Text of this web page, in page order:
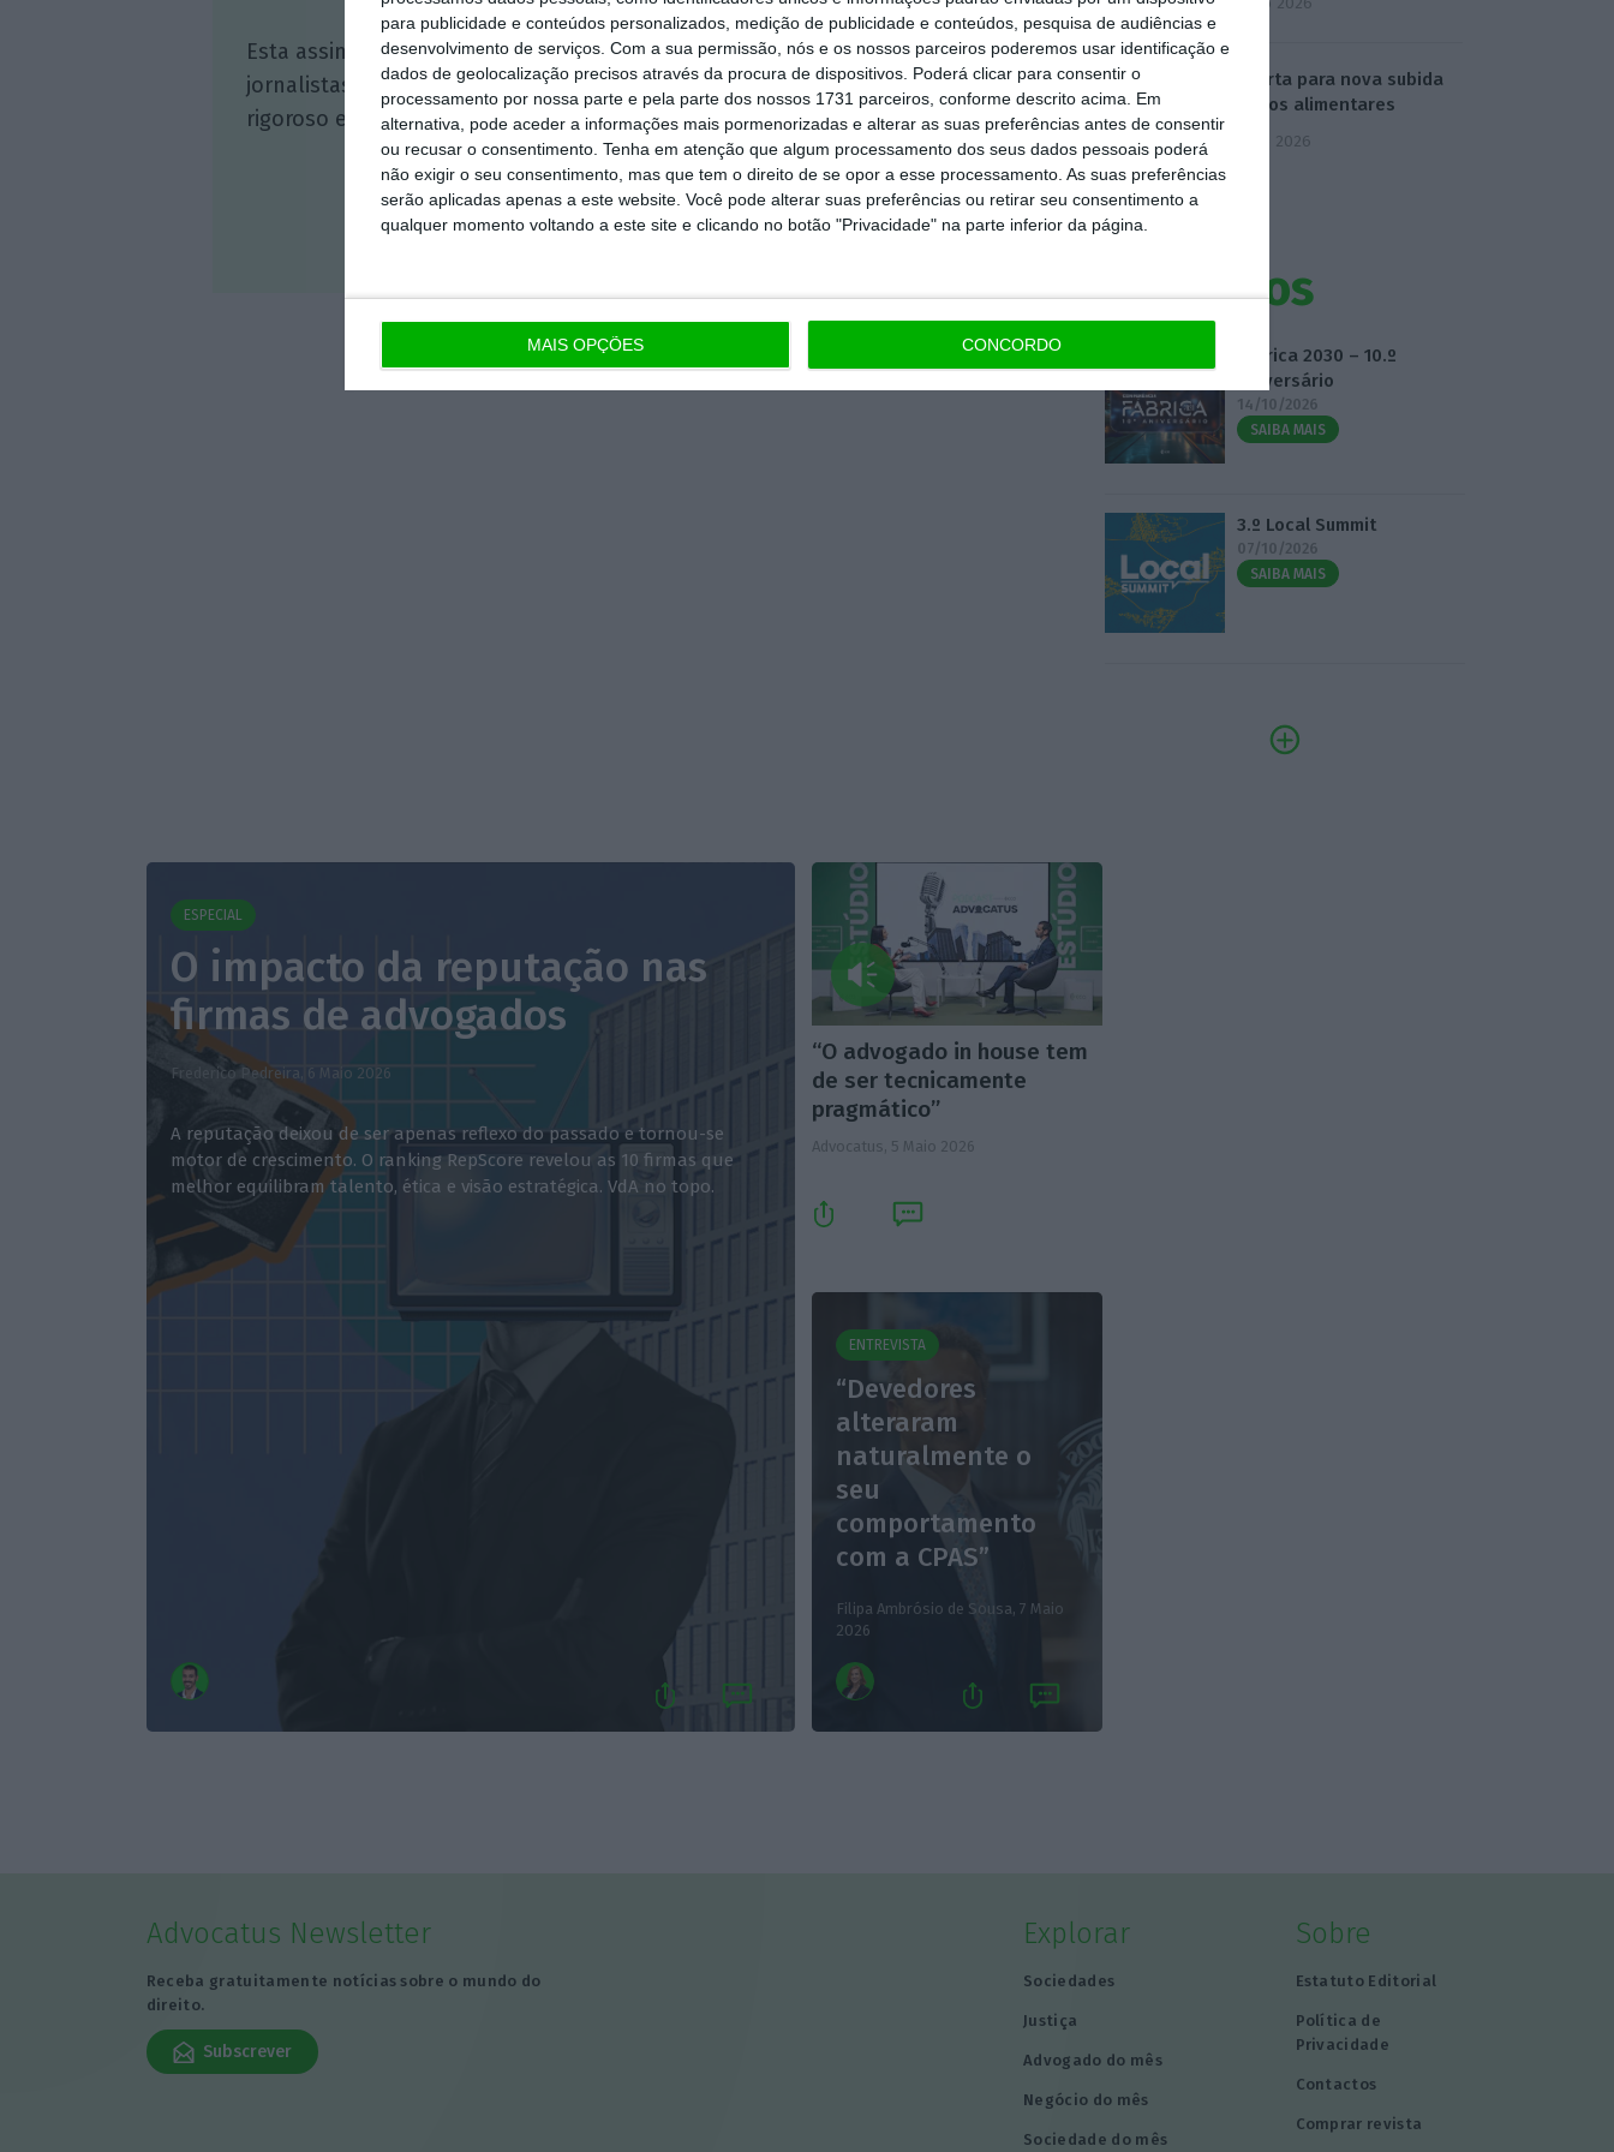
para publicidade e conteúdos personalizados, medição de publicidade e conteúdos, pesquisa de audiências e
desenvolvimento de serviços. Com a sua permissão, nós e os nossos parceiros poderemos usar identificação e
dados de geolocalização precisos através da procura de dispositivos. Poderá clicar para consentir o
processamento por nossa parte e pela parte dos nossos 1731 parceiros, conforme descrito acima. Em
alternativa, pode aceder a informações mais pormenorizadas e alterar as suas preferências antes de consentir
ou recusar o consentimento. Tenha em atenção que algum processamento dos seus dados pessoais poderá
não exigir o seu consentimento, mas que tem o direito de se opor a esse processamento. As suas preferências
serão aplicadas apenas a este website. Você pode alterar suas preferências ou retirar seu consentimento a
qualquer momento voltando a este site e clicando no botão "Privacidade" na parte inferior da página.
MAIS OPÇÕES CONCORDO
Esta assinatura é uma forma de apoiar o ECO e os seus
jornalistas. A nossa contrapartida é o jornalismo independente,
rigoroso e credível.
Assine já
FAO alerta para nova subida
de preços alimentares
5 Agosto 2026
Eventos
Fábrica 2030 – 10.º
Aniversário
14/10/2026
SAIBA MAIS
3.º Local Summit
07/10/2026
SAIBA MAIS
ESPECIAL
O impacto da reputação nas
firmas de advogados
Frederico Pedreira, 6 Maio 2026
A reputação deixou de ser apenas reflexo do passado e tornou-se
motor de crescimento. O ranking RepScore revelou as 10 firmas que
melhor equilibram talento, ética e visão estratégica. VdA no topo.
“O advogado in house tem
de ser tecnicamente
pragmático”
Advocatus, 5 Maio 2026
ENTREVISTA
“Devedores
alteraram
naturalmente o
seu
comportamento
com a CPAS”
Filipa Ambrósio de Sousa,7 Maio
2026
Advocatus Newsletter
Receba gratuitamente notícias sobre o mundo do
direito.
Subscrever
Explorar
Sociedades
Justiça
Advogado do mês
Negócio do mês
Sociedade do mês
Sobre
Estatuto Editorial
Política de
Privacidade
Contactos
Comprar revista